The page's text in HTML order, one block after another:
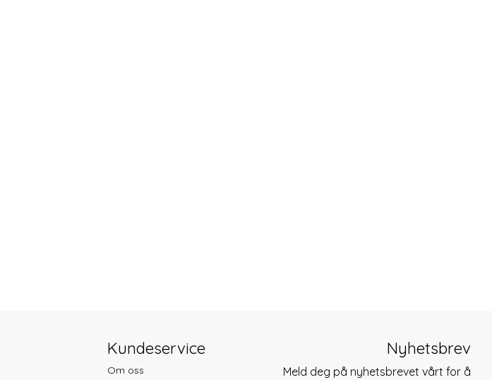
Kundeservice
Om oss
Nyhetsbrev
Meld deg på nyhetsbrevet vårt for å